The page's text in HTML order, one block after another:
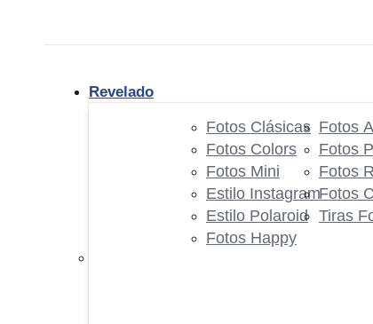
Revelado
Fotos Clásicas
Fotos Colors
Fotos Mini
Estilo Instagram
Estilo Polaroid
Fotos Happy
Fotos
Fotos
Fotos
Fotos
Tiras